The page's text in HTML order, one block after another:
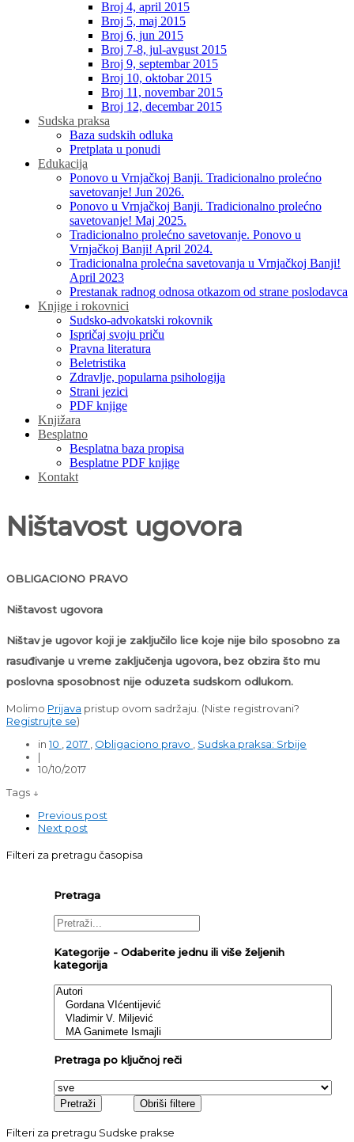
Broj 4, april 2015
Broj 5, maj 2015
Broj 6, jun 2015
Broj 7-8, jul-avgust 2015
Broj 9, septembar 2015
Broj 10, oktobar 2015
Broj 11, novembar 2015
Broj 12, decembar 2015
Sudska praksa
Baza sudskih odluka
Pretplata u ponudi
Edukacija
Ponovo u Vrnjačkoj Banji. Tradicionalno prolećno
savetovanje! Jun 2026.
Ponovo u Vrnjačkoj Banji. Tradicionalno prolećno
savetovanje! Maj 2025.
Tradicionalno prolećno savetovanje. Ponovo u
Vrnjačkoj Banji! April 2024.
Tradicionalna prolećna savetovanja u Vrnjačkoj Banji!
April 2023
Prestanak radnog odnosa otkazom od strane poslodavca
Knjige i rokovnici
Sudsko-advokatski rokovnik
Ispričaj svoju priču
Pravna literatura
Beletristika
Zdravlje, popularna psihologija
Strani jezici
PDF knjige
Knjižara
Besplatno
Besplatna baza propisa
Besplatne PDF knjige
Kontakt
Ništavost ugovora
OBLIGACIONO PRAVO
Ništavost ugovora
Ništav je ugovor koji je zaključilo lice koje nije bilo sposobno za
rasuđivanje u vreme zaključenja ugovora, bez obzira što mu
poslovna sposobnost nije oduzeta sudskom odlukom.
Molimo Prijava pristup ovom sadržaju. (Niste registrovani?
Registrujte se)
in10 2017 Obligaciono pravo
Sudska praksa: Srbije
|
10/10/2017
Tags ↓
Previous post
Next post
Filteri za pretragu časopisa
Pretraga
Kategorije - Odaberite jednu ili više željenih
kategorija
Pretraga po ključnoj reči
Filteri za pretragu Sudske prakse